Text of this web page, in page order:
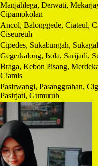
Manjahlega, Derwati,
Cipamokolan
Ancol, Balonggede, Ciateul,
Ciseureuh
Cipedes, Sukabungah,
Gegerkalong, Isola, Sarijadi,
Braga, Kebon Pisang,
Ciamis
Pasirwangi, Pasanggrahan,
Pasirjati, Gumuruh